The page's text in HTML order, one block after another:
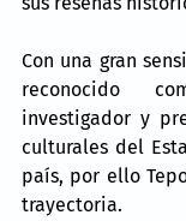
Con una gran
reconocido
investigador y
culturales del
país, por ello
trayectoria.